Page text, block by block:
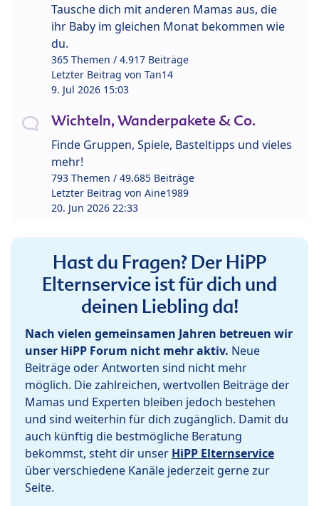
Tausche dich mit anderen Mamas aus, die
ihr Baby im gleichen Monat bekommen wie
du.
365 Themen / 4.917 Beiträge
Letzter Beitrag von Tan14
9. Jul 2026 15:03
Wichteln, Wanderpakete & Co.
Finde Gruppen, Spiele, Basteltipps und vieles
mehr!
793 Themen / 49.685 Beiträge
Letzter Beitrag von Aine1989
20. Jun 2026 22:33
Hast du Fragen? Der HiPP
Elternservice ist für dich und
deinen Liebling da!
Nach vielen gemeinsamen Jahren betreuen wir
unser HiPP Forum nicht mehr aktiv. Neue
Beiträge oder Antworten sind nicht mehr
möglich. Die zahlreichen, wertvollen Beiträge der
Mamas und Experten bleiben jedoch bestehen
und sind weiterhin für dich zugänglich. Damit du
auch künftig die bestmögliche Beratung
bekommst, steht dir unser HiPP Elternservice
über verschiedene Kanäle jederzeit gerne zur
Seite.